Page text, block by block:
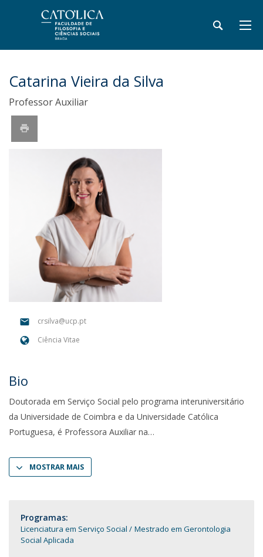
Catarina Vieira da Silva
Professor Auxiliar
crsilva@ucp.pt
Ciência Vitae
Bio
Doutorada em Serviço Social pelo programa interuniversitário
da Universidade de Coimbra e da Universidade Católica
Portuguesa, é Professora Auxiliar na
MOSTRAR MAIS
Programas:
Licenciatura em Serviço Social
Mestrado em Gerontologia
Social Aplicada